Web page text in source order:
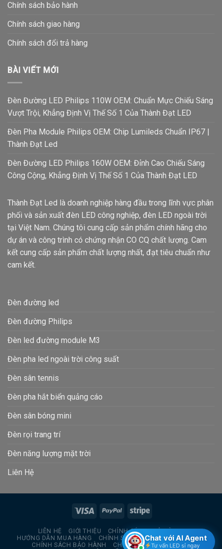
Chính sách bảo hành
Chính sách giao hàng
Chính sách đổi trả hàng
BÀI VIẾT MỚI
Đèn Đường LED Philips 110W OEM: Chuẩn Mực Chiếu Sáng
Vượt Trội, Khẳng Định Vị Thế Số 1 Của Thành Đạt LED
Đèn Pha Module Philips OEM: Chip Lumileds Chuẩn IP67 |
Thành Đạt Led
Đèn Đường LED Philips 160W OEM: Đỉnh Cao Chiếu Sáng
Công Cộng, Khẳng Định Vị Thế Số 1 Của Thành Đạt LED
Thành Đạt Led là doanh nghiệp hàng đầu trong lĩnh vực phân
phối và sản xuất đèn LED công nghiệp, đèn LED ngoài trời
tại Việt Nam. Chúng tôi cung cấp sản phẩm chính hãng cho
dự án và công trình có chứng nhận CO CQ chất lượng. Cam
kết cung cấp sản phẩm chất lượng nhất, đạt tiêu chuẩn như
cam kết.
Đèn đường led
Đèn đường Philips
Đèn led đường module M3
Đèn pha led ngoài trời công suất
Đèn sân tennis
Đèn pha hắt biển quảng cáo
Đèn sân bóng mini
Đèn rọi trang trí
Đèn năng lượng mặt trời
Liên Hệ
LIÊN HỆ GIỚI THIỆU
CHÍNH SÁCH TRẢ HÀNG
HƯỚNG DẪN MUA HÀNG
CHÍNH SÁCH BẢO MẬT THÔNG TIN
CHÍNH SÁCH BẢO HÀNH
CHÍNH SÁCH GIAO HÀNG
Chat với AI Agent
Tư vấn LED sỉ ngay